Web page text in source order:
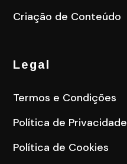
Criação de Conteúdo
Legal
Termos e Condições
Política de Privacidade
Política de Cookies